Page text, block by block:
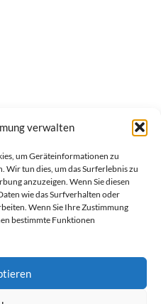
verwalten
um Geräteinformationen zu
tun dies, um das Surferlebnis zu
anzuzeigen. Wenn Sie diesen
wie das Surfverhalten oder
Wenn Sie Ihre Zustimmung
bestimmte Funktionen